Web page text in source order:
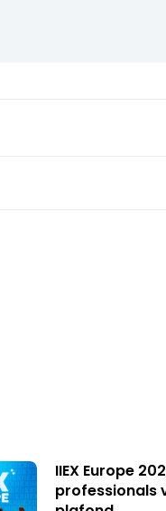
IIEX Europe
professionals